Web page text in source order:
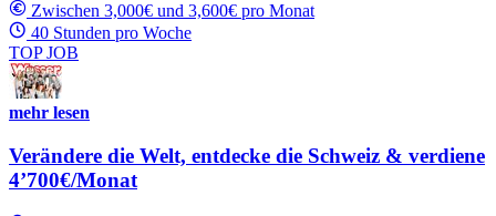
Zwischen 3,000€ und 3,600€ pro Monat
40 Stunden pro Woche
TOP JOB
mehr lesen
Verändere die Welt, entdecke die Schweiz & verdiene
4’700€/Monat